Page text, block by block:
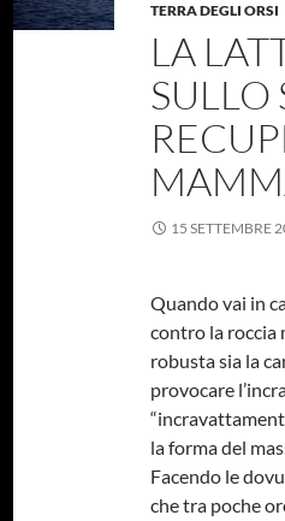
TERRA DEGLI ORSI
LA
SULLO
15 SETTEMBRE
Quando vai in
contro la roccia
robusta sia la
provocare
la forma del
Facendo le
che tra poche